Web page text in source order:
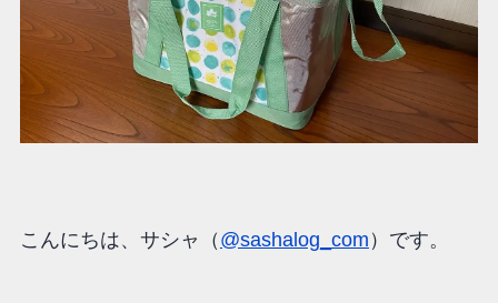
こんにちは、サシャ（ @sashalog_com ）です。